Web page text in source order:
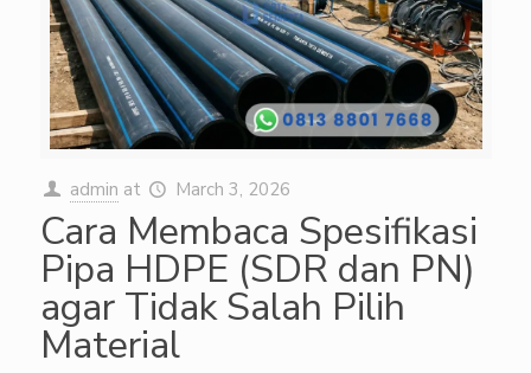
admin at March 3, 2026
Cara Membaca Spesifikasi
Pipa HDPE (SDR dan PN)
agar Tidak Salah Pilih
Material